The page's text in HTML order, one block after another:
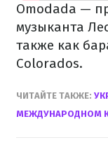
Omodada —
музыканта
также как
Colorados.
ЧИТАЙТЕ ТАКЖЕ:
МЕЖДУНАРОДНОМ